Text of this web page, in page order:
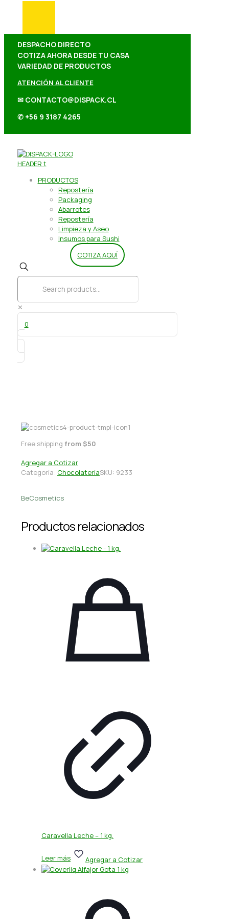
DESPACHO DIRECTO
COTIZA AHORA DESDE TU CASA
VARIEDAD DE PRODUCTOS
ATENCIÓN AL CLIENTE
✉ CONTACTO@DISPACK.CL
✆ +56 9 3187 4265
PRODUCTOS
Repostería
Packaging
Abarrotes
Repostería
Limpieza y Aseo
Insumos para Sushi
COTIZA AQUÍ
✕
0
Free shipping from $50
Agregar a Cotizar
Categoría: ChocolateríaSKU: 9233
BeCosmetics
Productos relacionados
Caravella Leche – 1 kg.
Leer más Agregar a Cotizar